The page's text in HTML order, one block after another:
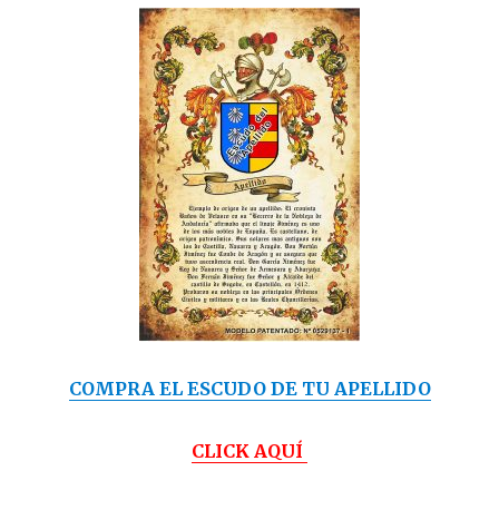
COMPRA EL ESCUDO DE TU APELLIDO
CLICK AQUÍ